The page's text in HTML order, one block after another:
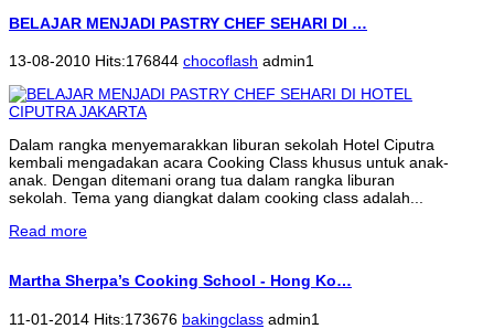
BELAJAR MENJADI PASTRY CHEF SEHARI DI …
13-08-2010 Hits:176844 chocoflash admin1
Dalam rangka menyemarakkan liburan sekolah Hotel Ciputra
kembali mengadakan acara Cooking Class khusus untuk anak-
anak. Dengan ditemani orang tua dalam rangka liburan
sekolah. Tema yang diangkat dalam cooking class adalah...
Read more
Martha Sherpa’s Cooking School - Hong Ko…
11-01-2014 Hits:173676 bakingclass admin1